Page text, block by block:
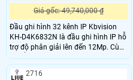
Giá gốc: 49,740,000 ₫
Đầu ghi hình 32 kênh IP Kbvision
KH-D4K6832N là đầu ghi hình IP hỗ
trợ độ phân giải lên đến 12Mp. Cùng
chuẩn nén H.265 giúp tiết kiệm
băng thông và ổ cứng.
2716